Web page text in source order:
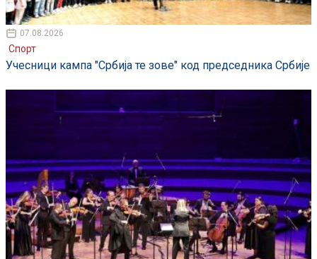
07.08.2026
Спорт
Учесници кампа "Србија те зове" код председника Србије